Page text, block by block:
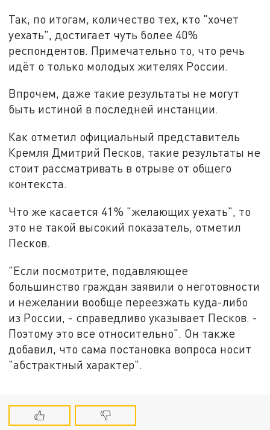
Так, по итогам, количество тех, кто "хочет
уехать", достигает чуть более 40%
респондентов. Примечательно то, что речь
идёт о только молодых жителях России.
Впрочем, даже такие результаты не могут
быть истиной в последней инстанции.
Как отметил официальный представитель
Кремля Дмитрий Песков, такие результаты не
стоит рассматривать в отрыве от общего
контекста.
Что же касается 41% "желающих уехать", то
это не такой высокий показатель, отметил
Песков.
"Если посмотрите, подавляющее
большинство граждан заявили о неготовности
и нежелании вообще переезжать куда-либо
из России, - справедливо указывает Песков. -
Поэтому это все относительно". Он также
добавил, что сама постановка вопроса носит
"абстрактный характер".